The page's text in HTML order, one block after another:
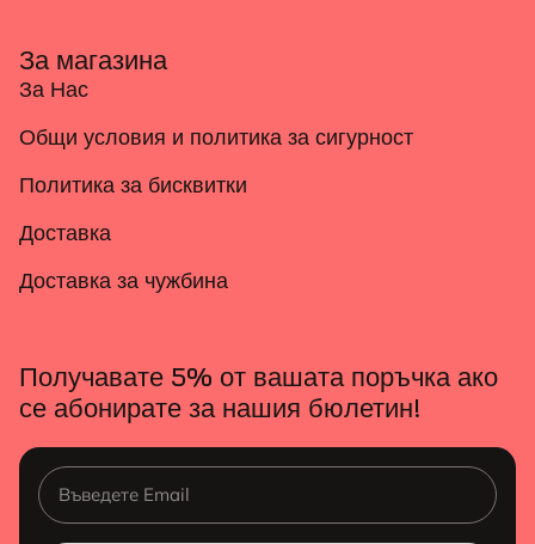
За магазина
За Нас
Общи условия и политика за сигурност
Политика за бисквитки
Доставка
Доставка за чужбина
Получавате 5% от вашата поръчка ако
се абонирате за нашия бюлетин!